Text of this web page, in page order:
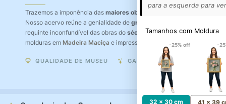
Trazemos a imponência das maiores obras de arte do mundo
Nosso acervo reúne a genialidade de grandes pintores renomados
requinte inconfundível das obras do século XIX. Produção artesanal
molduras em Madeira Maciça e impressão com Pigmentação Mineral.
QUALIDADE DE MUSEU GARANTIA ETERNA
para a esquerda para
Tamanhos com Moldura
-25% off
32 x 30 cm
-
41 x 39